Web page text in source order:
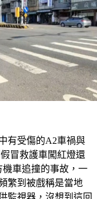
有受傷的A2車禍與
冒救護車闖紅燈還
車追撞的事故，一
繁到被戲稱是當地
監視器，沒想到這回